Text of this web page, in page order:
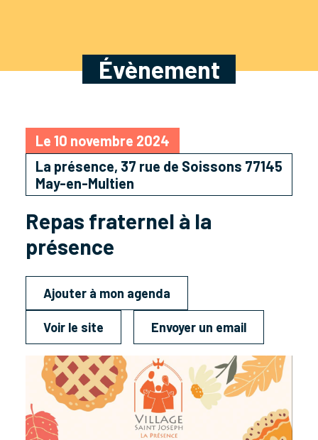
Évènement
Le 10 novembre 2024
La présence, 37 rue de Soissons 77145
May-en-Multien
Repas fraternel à la
présence
Ajouter à mon agenda
Voir le site Envoyer un email